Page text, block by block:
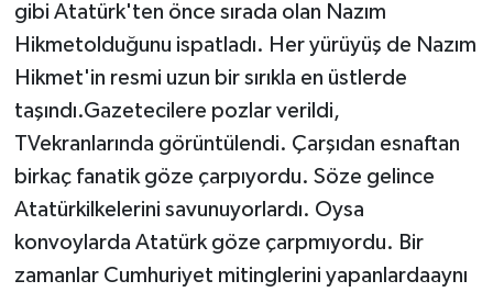
gibi Atatürk'ten önce sırada olan Nazım
Hikmetolduğunu ispatladı. Her yürüyüş de Nazım
Hikmet'in resmi uzun bir sırıkla en üstlerde
taşındı.Gazetecilere pozlar verildi,
TVekranlarında görüntülendi. Çarşıdan esnaftan
birkaç fanatik göze çarpıyordu. Söze gelince
Atatürkilkelerini savunuyorlardı. Oysa
konvoylarda Atatürk göze çarpmıyordu. Bir
zamanlar Cumhuriyet mitinglerini yapanlardaaynı